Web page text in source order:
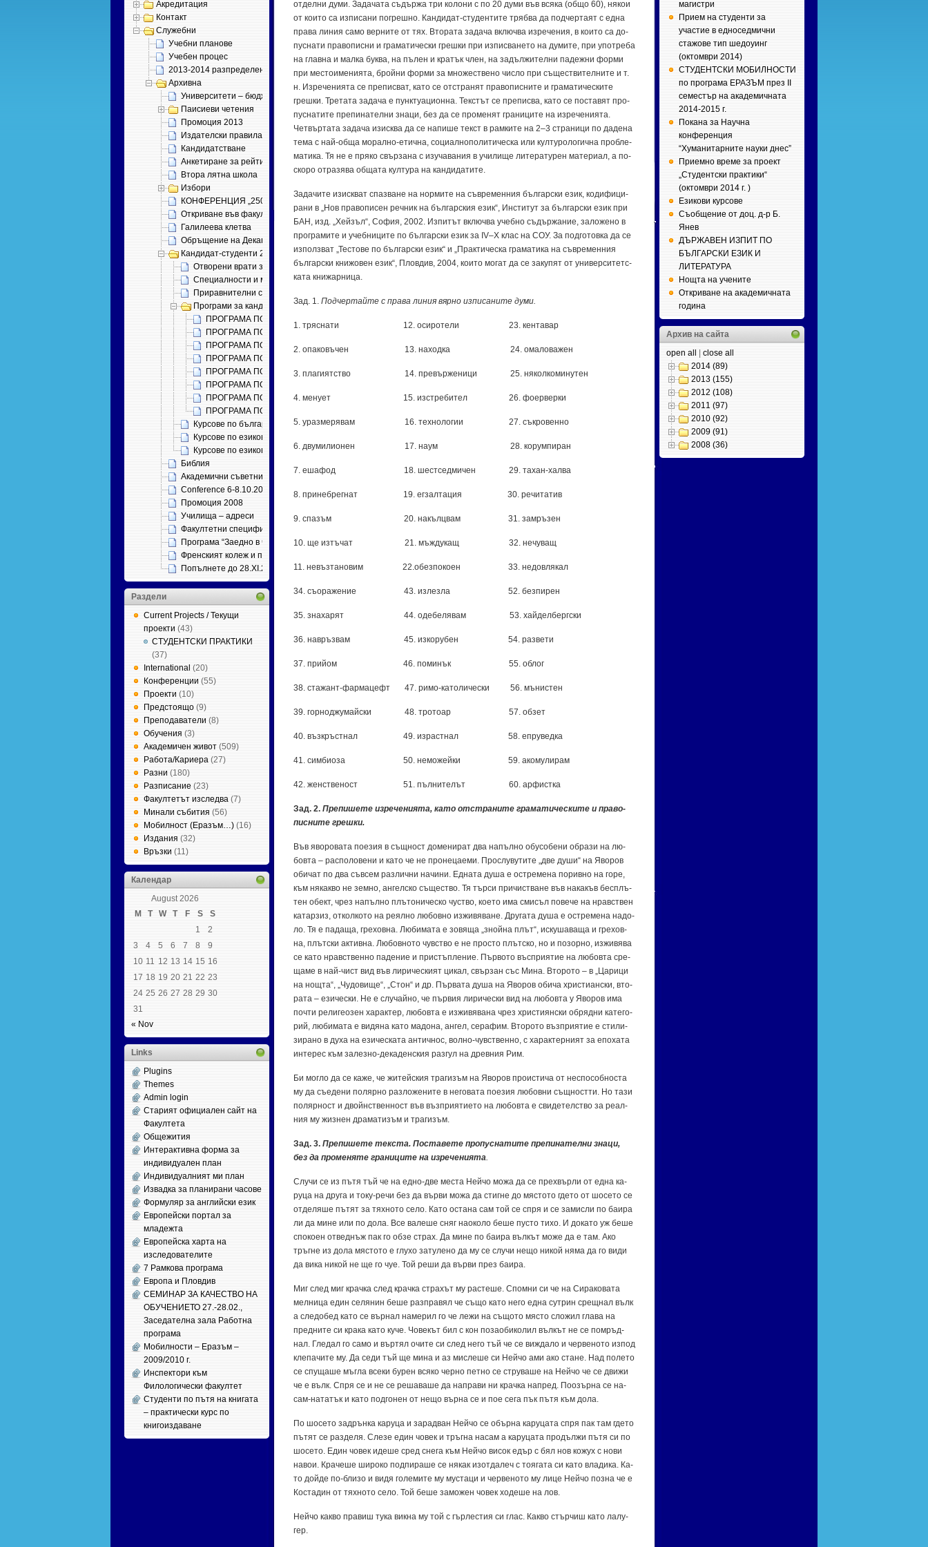
Акредитация
Контакт
Служебни
Учебни планове
Учебен процес
2013-2014 разпределение
Архивна
Университети – бюджет 2011
Паисиеви четения
Промоция 2013
Издателски правила (проект)
Кандидатстване
Анкетиране за рейтинг
Втора лятна школа
Избори
КОНФЕРЕНЦИЯ „250 ГОДИНИ „ИСТОРИЯ СЛАВЯНОБЪЛГАРСКА“
Откриване във факултета
Галилеева клетва
Обръщение на Декана
Кандидат-студенти 2013
Отворени врати за бъдещи студенти
Специалности и места
Приравнителни скали
Програми за кандидатстудентски изпити
ПРОГРАМА ПО БЪЛ­ГА­РС­КИ ЕЗИК
ПРОГРАМА ПО БЪЛ­ГА­РС­КА ЛИ­ТЕ­РА­ТУ­РА
ПРОГРАМА ПО РУС­КИ ЕЗИК
ПРОГРАМА ПО ФРЕНС­КИ ЕЗИК
ПРОГ­РА­МА ПО НЕМС­КИ ЕЗИК
ПРОГРАМА ПО АНГ­ЛИЙС­КИ ЕЗИК
ПРОГРАМА ПО НО­ВОГРЪЦ­КИ ЕЗИК
ПРОГРАМА ПО ИСПАНСКИ ЕЗИК
Курсове по български език и литература (държавен зрелостен изпит)
Курсове по езикова култура и литература (комбинирани)
Курсове по езикова култура
Библия
Академични съветници
Conference 6-8.10.2011
Промоция 2008
Училища – адреси
Факултетни специфични изисквания по ЗРАС
Програма “Заедно в час”
Френският колеж и проф. Петър Динеков
Попълнете до 28.ХІ.2012
Раздели
Current Projects / Текущи
проекти (43)
СТУДЕНТСКИ ПРАКТИКИ
(37)
International (20)
Конференции (55)
Проекти (10)
Предстоящо(9)
Преподаватели (8)
Обучения (3)
Академичен живот(509)
Работа/Кариера(27)
Разни (180)
Разписание(23)
Факултетът изследва(7)
Минали събития (56)
Мобилност (Еразъм…)(16)
Издания (32)
Връзки (11)
Календар
August 2026
M
T W T F S
S
1
2
3
4 5 6 7 8
9
10 11 12 13 14 15 16
17 18 19 20 21 22 23
24 25 26 27 28 29 30
31
« Nov
Links
Plugins
Themes
Admin login
Старият официален сайт на
Факултета
Общежития
Интерактивна форма за
индивидуален план
Индивидуалният ми план
Извадка за планирани часове
Формуляр за английски език
Европейски портал за
младежта
Европейска харта на
изследователите
7 Рамкова програма
Европа и Пловдив
СЕМИНАР ЗА КАЧЕСТВО НА
ОБУЧЕНИЕТО 27.-28.02.,
Заседателна зала Работна
програма
Мобилности – Еразъм –
2009/2010 г.
Инспектори към
Филологически факултет
Студенти по пътя на книгата
– практически курс по
книгоиздаване
от­дел­ни ду­ми. За­да­ча­та съдър­жа три ко­ло­ни с по 20 ду­ми във вся­ка (об­що 60), ня­кои
от ко­и­то са из­пи­са­ни пог­реш­но. Кан­ди­дат-сту­ден­ти­те тряб­ва да под­чер­та­ят с ед­на
пра­ва ли­ния са­мо вер­ни­те от тях. Вто­ра­та за­да­ча включ­ва из­ре­че­ния, в ко­и­то са до­
пус­на­ти пра­во­пис­ни и гра­ма­ти­чес­ки греш­ки при из­пис­ва­не­то на ду­ми­те, при упот­ре­ба
на глав­на и мал­ка бук­ва, на пъ­лен и кратък член, на задъл­жи­тел­ни па­деж­ни фор­ми
при мес­то­и­ме­ни­я­та, брой­ни фор­ми за мно­же­ст­ве­но чис­ло при съ­ще­ст­ви­тел­ни­те и т.
н. Из­ре­че­ни­я­та се пре­пис­ват, ка­то се отстра­нят пра­во­пис­ни­те и гра­ма­ти­чес­ки­те
греш­ки. Тре­та­та за­да­ча е пунк­ту­а­ци­он­на. Текстът се пре­пис­ва, ка­то се пос­та­вят про­
пус­на­ти­те пре­пи­на­тел­ни зна­ци, без да се про­ме­нят гра­ни­ци­те на из­ре­че­ни­я­та.
Четвър­та­та за­да­ча изиск­ва да се на­пи­ше текст в рам­ки­те на 2–3 стра­ни­ци по да­де­на
те­ма с най-об­ща мо­рал­но-етич­на, со­ци­ал­но­по­ли­ти­чес­ка или кул­ту­ро­ло­гич­на проб­ле­
ма­ти­ка. Тя не е пря­ко свър­за­на с изу­ча­ва­ния в учи­ли­ще ли­те­ра­ту­рен ма­те­ри­ал, а по-
ско­ро от­ра­зя­ва об­ща­та кул­ту­ра на кан­ди­да­ти­те.
За­да­чи­те изиск­ват спаз­ва­не на нор­ми­те на съв­ре­мен­ния бъл­га­рс­ки език, ко­ди­фи­ци­
ра­ни в „Нов пра­во­пи­сен реч­ник на бъл­га­рс­кия език“, Инс­ти­тут за бъл­га­рс­ки език при
БАН, изд. „Хейзъл“, София, 2002. Из­питът включ­ва учеб­но съдър­жа­ние, за­ло­же­но в
прог­ра­ми­те и учеб­ни­ци­те по бъл­га­рс­ки език за IV–X клас на СОУ. За под­го­тов­ка да се
из­по­лз­ват „Тес­то­ве по бъл­га­рс­ки език“ и „Прак­ти­чес­ка гра­ма­ти­ка на съв­ре­мен­ния
бъл­га­рс­ки кни­жо­вен език“, Плов­див, 2004, ко­и­то мо­гат да се за­ку­пят от уни­вер­си­те­тс­
ка­та кни­жар­ни­ца.
Зад. 1. Под­чер­тай­те с пра­ва ли­ния вяр­но из­пи­са­ни­те ду­ми.
1. тряс­на­ти 12. оси­ро­те­ли 23. кен­та­вар
2. опа­ковъ­чен 13. на­ход­ка 24. ома­ло­ва­жен
3. пла­ги­я­т­ство 14. превър­же­ни­ци 25. ня­кол­ко­ми­ну­тен
4. ме­ну­ет 15. изстре­би­тел 26. фо­ер­вер­ки
5. ураз­ме­ря­вам 16. тех­но­ло­гии 27. сък­ро­вен­но
6. дву­ми­ли­о­нен 17. на­ум 28. ко­рум­пи­ран
7. еша­фод 18. шест­сед­ми­чен 29. та­хан-хал­ва
8. при­неб­рег­нат 19. ег­зал­та­ция 30. ре­чи­та­тив
9. спазъм 20. накъ­лцвам 31. замръ­зен
10. ще изтъ­чат 21. мъж­ду­кащ 32. не­чу­ващ
11. невъз­та­но­вим 22.обез­по­ко­ен 33. не­дов­ля­кал
34. съ­о­ра­же­ние 43. из­лез­ла 52. без­пи­рен
35. зна­ха­рят 44. оде­бе­ля­вам 53. хай­дел­бе­р­гски
36. навръз­вам 45. из­ко­ру­бен 54. раз­ве­ти
37. прийом 46. по­минък 55. об­лог
38. ста­жант-фар­ма­цефт 47. ри­мо-ка­то­ли­чес­ки 56. мъ­нис­тен
39. гор­нод­жу­майс­ки 48. тро­то­ар 57. об­зет
40. възкръ­стнал 49. из­ра­ст­нал 58. еп­ру­вед­ка
41. сим­би­о­за 50. не­мо­жей­ки 59. ако­му­ли­рам
42. женстве­ност 51. пъл­ни­телът 60. ар­фи­ст­ка
Зад. 2. Пре­пи­ше­те из­ре­че­ни­я­та, ка­то отстра­ни­те гра­ма­ти­чес­ки­те и пра­во­
пис­ни­те греш­ки.
Във яво­ро­ва­та по­е­зия в същ­ност до­ме­ни­рат два напъл­но обу­со­бе­ни об­ра­зи на лю­
бов­та – рас­по­ло­ве­ни и ка­то че не про­не­ца­е­ми. Прос­лу­ву­ти­те „две ду­ши“ на Яво­ров
оби­чат по два съв­сем раз­лич­ни на­чи­ни. Ед­на­та ду­ша е ос­тре­ме­на по­рив­но на го­ре,
към ня­как­во не зем­но, ан­ге­лс­ко съ­ще­ст­во. Тя тър­си при­чи­ст­ва­не във на­какъв бесплъ­
тен обект, чрез напъл­но плъ­то­ни­чес­ко чуст­во, ко­е­то има смисъл по­ве­че на нрав­ствен
ка­тар­зиз, от­кол­ко­то на ре­ял­но лю­бов­но из­жи­вя­ва­не. Дру­га­та ду­ша е ост­ре­ме­на на­до­
ло. Тя е па­да­ща, гре­хов­на. Лю­би­ма­та е зо­вя­ща „зной­на плът“, ис­ку­ша­ва­ща и гре­хов­
на, плътски ак­тив­на. Лю­бов­но­то чувство е не прос­то плътско, но и по­зор­но, из­жи­вя­ва
се ка­то нрав­ствен­но па­де­ние и пристъп­ле­ние. Пър­во­то въспри­я­тие на лю­бов­та сре­
ща­ме в най-чист вид във ли­ри­чес­ки­ят ци­кал, свър­зан със Ми­на. Вто­ро­то – в „Ца­ри­ци
на нощ­та“, „Чу­до­ви­ще“, „Стон“ и др. Пър­ва­та ду­ша на Яво­ров оби­ча хрис­ти­а­нс­ки, вто­
ра­та – ези­чес­ки. Не е слу­чай­но, че пър­вия ли­ри­чес­ки вид на лю­бов­та у Яво­ров има
поч­ти ре­ли­ге­о­зен ха­рак­тер, лю­бов­та е из­жи­вя­ва­на чрез хрис­ти­я­нс­ки об­ряд­ни ка­те­го­
рий, лю­би­ма­та е ви­дя­на ка­то ма­до­на, ан­гел, се­ра­фим. Вто­ро­то възпри­я­тие е сти­ли­
зи­ра­но в ду­ха на ези­чес­ка­та ан­тич­нос, вол­но-чувствен­но, с ха­рак­тер­ни­ят за епо­ха­та
ин­те­рес към за­лез­но-де­ка­де­нс­кия раз­гул на древ­ния Рим.
Би мог­ло да се ка­же, че жи­тейс­кия тра­гизъм на Яво­ров про­ис­ти­ча от нес­по­соб­нос­та
му да съ­е­де­ни по­ляр­но раз­ло­же­ни­те в не­го­ва­та по­е­зия лю­бов­ни същ­но­ст­ти. Но та­зи
по­ляр­ност и двой­н­ствен­ност във възпри­я­ти­е­то на лю­бов­та е сви­де­те­л­ство за ре­ал­
ния му жиз­нен дра­ма­тизъм и тра­гизъм.
Зад. 3. Пре­пи­ше­те текс­та. Пос­та­ве­те про­пус­на­ти­те пре­пи­на­тел­ни зна­ци,
без да про­ме­ня­те гра­ни­ци­те на из­ре­че­ни­я­та.
Слу­чи се из пъ­тя тъй че на ед­но-две мес­та Ней­чо мо­жа да се прехвър­ли от ед­на ка­
ру­ца на дру­га и то­ку-ре­чи без да вър­ви мо­жа да стиг­не до мяс­то­то где­то от шо­се­то се
от­де­ля­ше пъ­тят за тях­но­то се­ло. Ка­то ос­та­на сам той се спря и се за­мис­ли по ба­и­ра
ли да ми­не или по до­ла. Все ва­ле­ше сняг на­о­ко­ло бе­ше пус­то ти­хо. И до­ка­то уж бе­ше
спо­ко­ен от­веднъж пак го об­зе страх. Да ми­не по ба­и­ра вълкът мо­же да е там. Ако
тръг­не из до­ла мяс­то­то е глу­хо за­ту­ле­но да му се слу­чи не­що ни­кой ня­ма да го ви­ди
да ви­ка ни­кой не ще го чуе. Той ре­ши да вър­ви през ба­и­ра.
Миг след миг крач­ка след крач­ка страхът му рас­те­ше. Спом­ни си че на Си­ра­ко­ва­та
мел­ни­ца един се­ля­нин бе­ше разп­ра­вял че съ­що ка­то не­го ед­на сут­рин срещ­нал вълк
а сле­до­бед ка­то се вър­нал на­ме­рил го че ле­жи на съ­що­то мяс­то сло­жил гла­ва на
пред­ни­те си кра­ка ка­то ку­че. Чо­векът бил с кон позаоби­ко­лил вълкът не се помръд­
нал. Гле­дал го са­мо и вър­тял очи­те си след не­го тъй че се виж­да­ло и чер­ве­но­то из­под
кле­па­чи­те му. Да се­ди тъй ще мина и аз мис­ле­ше си Ней­чо ами ако ста­не. Над по­ле­то
се спу­ща­ше мъгла всеки бу­рен вся­ко чер­но пет­но се стру­ва­ше на Ней­чо че се дви­жи
че е вълк. Спря се и не се ре­ша­ва­ше да нап­ра­ви ни крач­ка нап­ред. По­озър­на се на­
сам-на­татък и ка­то под­го­нен от не­що вър­на се и пое се­га пък пъ­тя към до­ла.
По шо­се­то задрън­ка ка­ру­ца и за­рад­ван Ней­чо се обър­на ка­ру­ца­та спря пак там где­то
пъ­тят се раз­де­ля. Сле­зе един чо­век и тръг­на на­сам а ка­ру­ца­та продъл­жи пъ­тя си по
шо­се­то. Един чо­век иде­ше сред сне­га към Ней­чо ви­сок едър с бял нов ко­жух с но­ви
на­вои. Кра­че­ше ши­ро­ко под­пи­ра­ше се ня­как изот­да­леч с то­я­га­та си ка­то вла­ди­ка. Ка­
то дой­де по-бли­зо и ви­дя го­ле­ми­те му мус­та­ци и чер­ве­но­то му ли­це Ней­чо поз­на че е
Кос­та­дин от тях­но­то се­ло. Той бе­ше за­мо­жен чо­век хо­де­ше на лов.
Ней­чо как­во пра­виш ту­ка вик­на му той с гър­лес­тия си глас. Как­во стър­чиш ка­то ла­лу­
гер.
магистри
Прием на студенти за
участие в едноседмични
стажове тип шедоуинг
(октомври 2014)
СТУДЕНТСКИ МОБИЛНОСТИ
по програма ЕРАЗЪМ през II
семестър на академичната
2014-2015 г.
Покана за Научна
конференция
“Хуманитарните науки днес”
Приемно време за проект
„Студентски практики“
(октомври 2014 г. )
Езикови курсове
Съобщение от доц. д-р Б.
Янев
ДЪРЖАВЕН ИЗПИТ ПО
БЪЛГАРСКИ ЕЗИК И
ЛИТЕРАТУРА
Нощта на учените
Откриване на академичната
година
Архив на сайта
open all
close all
2014 (89)
2013 (155)
2012 (108)
2011 (97)
2010 (92)
2009 (91)
2008 (36)